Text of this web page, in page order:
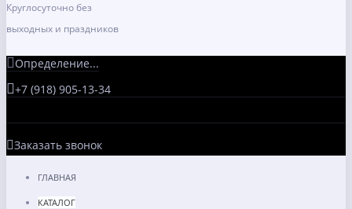
Круглосуточно без
выходных и праздников
Определение...
+7 (918) 905-13-34
Заказать звонок
ГЛАВНАЯ
КАТАЛОГ